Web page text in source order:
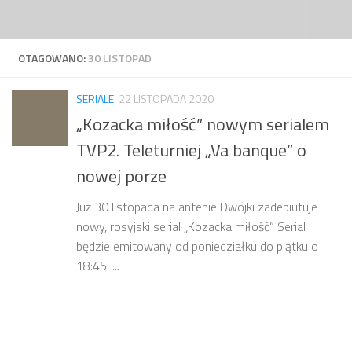
OTAGOWANO:30 LISTOPAD
SERIALE 22 LISTOPADA 2020
„Kozacka miłość” nowym serialem
TVP2. Teleturniej „Va banque” o
nowej porze
Już 30 listopada na antenie Dwójki zadebiutuje
nowy, rosyjski serial „Kozacka miłość”. Serial
będzie emitowany od poniedziałku do piątku o
18:45. ...